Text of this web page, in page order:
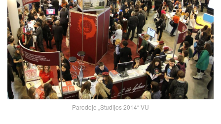
Parodoje „Studijos 2014“ VU